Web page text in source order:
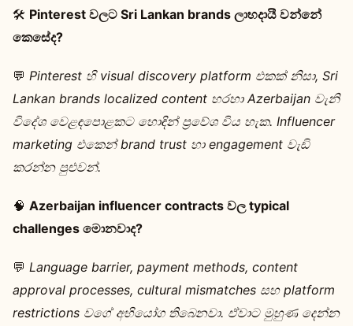
🛠️ Pinterest වලට Sri Lankan brands ලාභදායී වන්නේ
කෙසේද?
💬 Pinterest හි visual discovery platform එකක් නිසා, Sri
Lankan brands localized content හරහා Azerbaijan වැනි
විදේශ වෙළඳපොළකට හොඳින් ප්‍රවේශ විය හැක. Influencer
marketing එකෙන් brand trust හා engagement වැඩි
කරන්න පුළුවන්.
🧠 Azerbaijan influencer contracts වල typical
challenges මොනවාද?
💬 Language barrier, payment methods, content
approval processes, cultural mismatches සහ platform
restrictions වගේ අභියෝග තිබෙනවා. ඒවාට මුහුණ දෙන්න